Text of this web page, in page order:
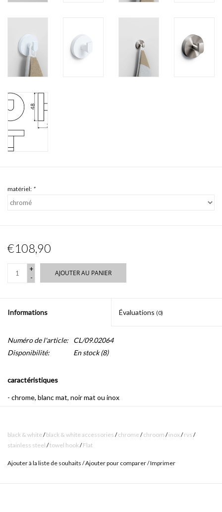
matériel: *
€108,90
+
-
AJOUTER AU PANIER
Informations Évaluations (0)
Numéro de l'article:
CL/09.02064
Disponibilité:
En stock(8)
caractéristiques
- chrome, blanc mat, noir mat ou inox
black & white /black & white accessories /chrome /chroom /inox /rvs /
stainless steel /towel hook /Flat
Ajouter à la liste de souhaits /Ajouter pour comparer/Imprimer